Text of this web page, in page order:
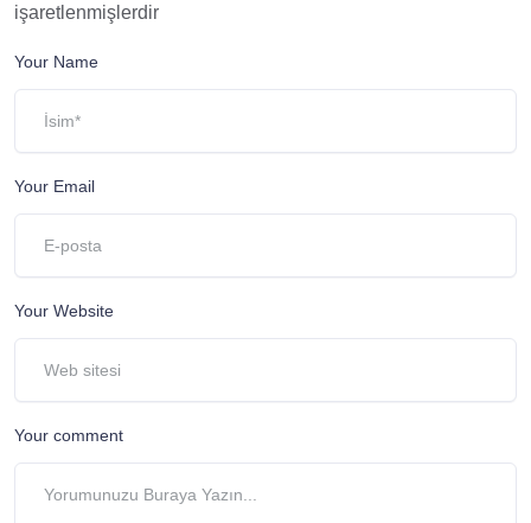
işaretlenmişlerdir
Your Name
Your Email
Your Website
Your comment